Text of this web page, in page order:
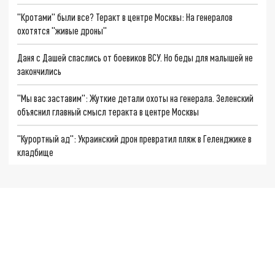
"Кротами" были все? Теракт в центре Москвы: На генералов
охотятся "живые дроны"
Даня с Дашей спаслись от боевиков ВСУ. Но беды для малышей не
закончились
"Мы вас заставим": Жуткие детали охоты на генерала. Зеленский
объяснил главный смысл теракта в центре Москвы
"Курортный ад": Украинский дрон превратил пляж в Геленджике в
кладбище